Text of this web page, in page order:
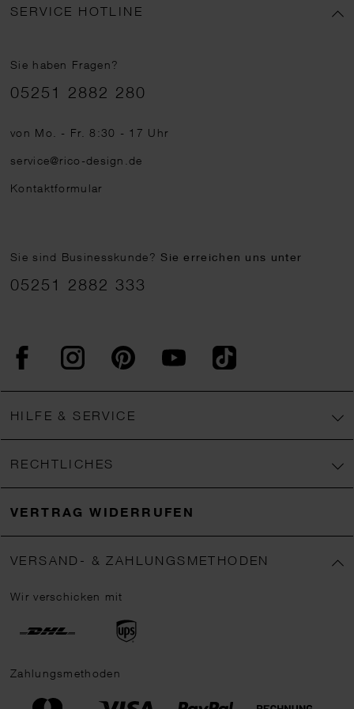
SERVICE HOTLINE
Sie haben Fragen?
Telefonnummer
05251 2882 280
von Mo. - Fr. 8:30 - 17 Uhr
service@rico-design.de
Kontaktformular
Sie sind Businesskunde?Sie erreichen uns unter
05251 2882 333
FacebookInstagram PinterestYouTubeTikTok
HILFE & SERVICE
RECHTLICHES
VERTRAG WIDERRUFEN
VERSAND- & ZAHLUNGSMETHODEN
Wir verschicken mit
Zahlungsmethoden